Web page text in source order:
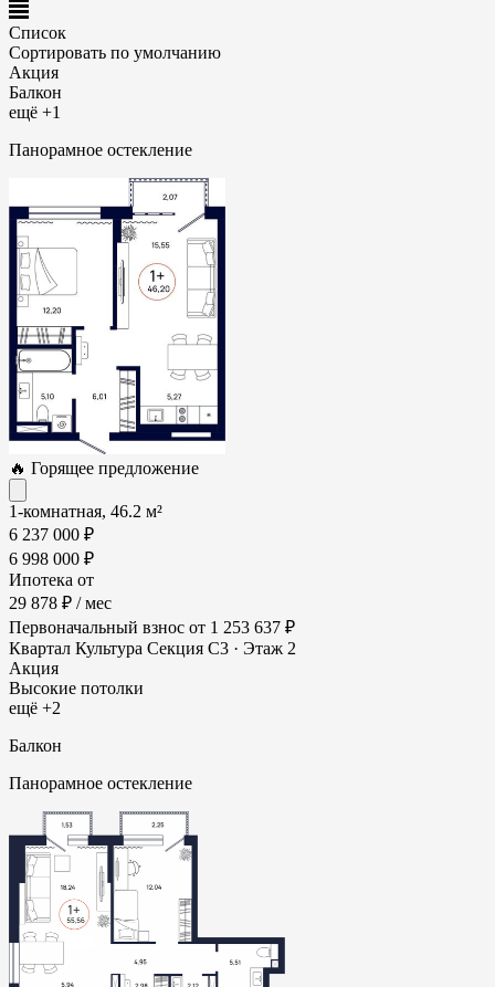
Список
Сортировать по умолчанию
Акция
Балкон
ещё +1
Панорамное остекление
🔥 Горящее предложение
1-комнатная, 46.2 м²
6 237 000 ₽
6 998 000 ₽
Ипотека от
29 878 ₽ / мес
Первоначальный взнос от 1 253 637 ₽
Квартал Культура Секция С3 · Этаж 2
Акция
Высокие потолки
ещё +2
Балкон
Панорамное остекление